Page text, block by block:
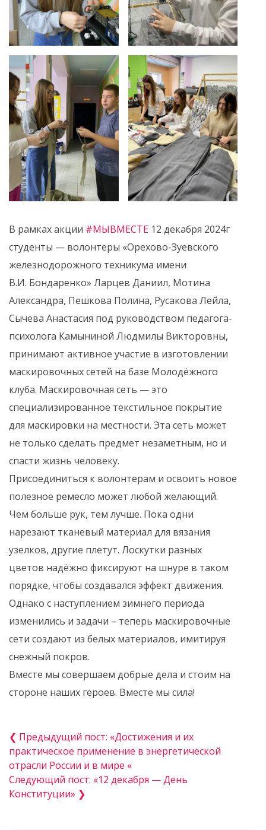
В рамках акции #МЫВМЕСТЕ 12 декабря 2024г
студенты — волонтеры «Орехово-Зуевского
железнодорожного техникума имени
В.И. Бондаренко» Ларцев Даниил, Мотина
Александра, Пешкова Полина, Русакова Лейла,
Сычева Анастасия под руководством педагога-
психолога Камыниной Людмилы Викторовны,
принимают активное участие в изготовлении
маскировочных сетей на базе Молодёжного
клуба. Маскировочная сеть — это
специализированное текстильное покрытие
для маскировки на местности. Эта сеть может
не только сделать предмет незаметным, но и
спасти жизнь человеку.
Присоединиться к волонтерам и освоить новое
полезное ремесло может любой желающий.
Чем больше рук, тем лучше. Пока одни
нарезают тканевый материал для вязания
узелков, другие плетут. Лоскутки разных
цветов надёжно фиксируют на шнуре в таком
порядке, чтобы создавался эффект движения.
Однако с наступлением зимнего периода
изменились и задачи – теперь маскировочные
сети создают из белых материалов, имитируя
снежный покров.
Вместе мы совершаем добрые дела и стоим на
стороне наших героев. Вместе мы сила!
❮ Предыдущий пост: «Достижения и их
практическое применение в энергетической
отрасли России и в мире «
Следующий пост: «12 декабря — День
Конституции» ❯